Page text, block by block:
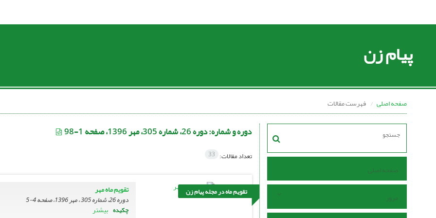
پیام زن
صفحه اصلی فهرست مقالات
صفحه اصلی
مرور
دوره و شماره:دوره 26، شماره 305، مهر 1396، صفحه 1-98
تعداد مقالات: 33
تقویم ماه در مجله پیام زن تقویم ماه مهر
دوره 26، شماره 305 ، مهر 1396، صفحه
4-5
چکیده بیشتر